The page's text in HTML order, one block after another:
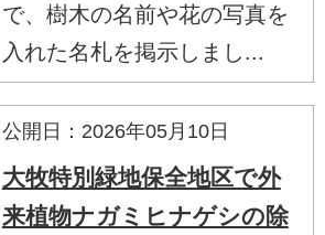
で、樹木の名前や花の写真を
入れた名札を掲示しまし...
公開日：2026年05月10日
大牧特別緑地保全地区で外
来植物ナガミヒナゲシの除